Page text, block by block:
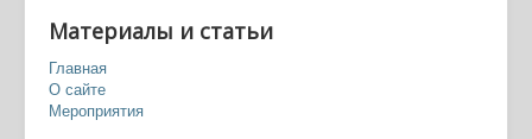
Вы здесь:
Персонажи игр
Чипп Зануфф/Занафф (Chipp Zanuff), серия файтингов
Guilty Gear
Материалы и статьи
Главная
О сайте
Мероприятия